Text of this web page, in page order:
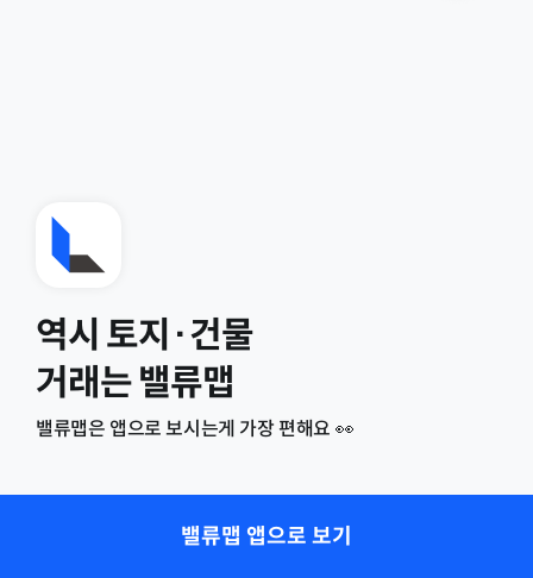
역시 토지·건물
거래는 밸류맵
밸류맵은 앱으로 보시는게 가장 편해요 👀
밸류맵 앱으로 보기